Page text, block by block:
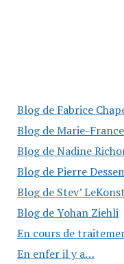
Blog de Fabrice
Blog de Marie-
Blog de Nadine
Blog de Pierre
Blog de Stev’
Blog de Yohan Ziehli
En cours de
En enfer il y a…